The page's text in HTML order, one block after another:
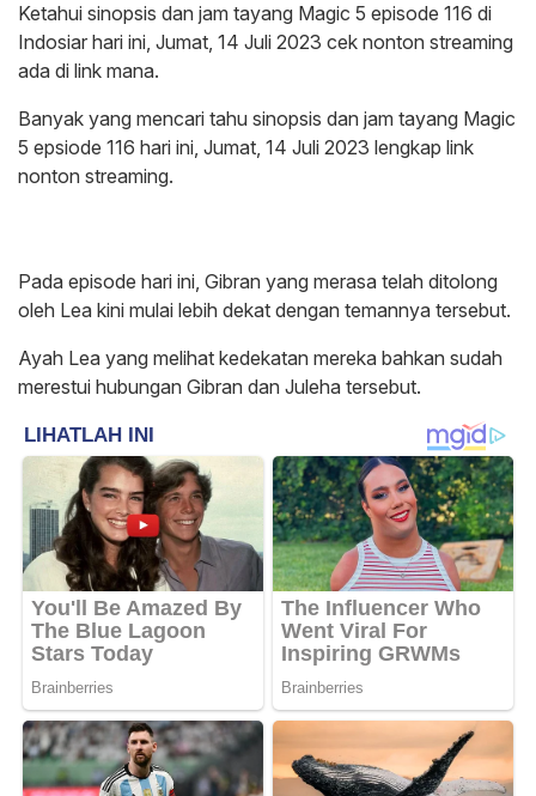
Ketahui sinopsis dan jam tayang Magic 5 episode 116 di
Indosiar hari ini, Jumat, 14 Juli 2023 cek nonton streaming
ada di link mana.
Banyak yang mencari tahu sinopsis dan jam tayang Magic
5 epsiode 116 hari ini, Jumat, 14 Juli 2023 lengkap link
nonton streaming.
Pada episode hari ini, Gibran yang merasa telah ditolong
oleh Lea kini mulai lebih dekat dengan temannya tersebut.
Ayah Lea yang melihat kedekatan mereka bahkan sudah
merestui hubungan Gibran dan Juleha tersebut.